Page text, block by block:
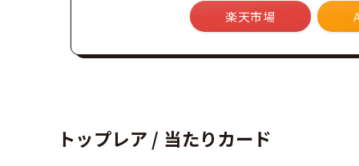
楽天市場
トップレア / 当たりカード